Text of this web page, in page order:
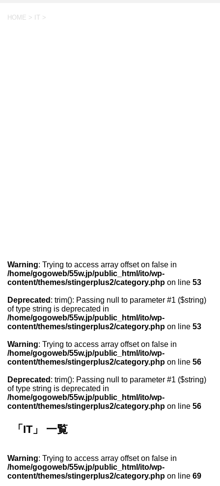
HOME > IT >
Warning: Trying to access array offset on false in
/home/gogoweb/55w.jp/public_html/ito/wp-
content/themes/stingerplus2/category.php on line 53
Deprecated : trim(): Passing null to parameter #1 ($string)
of type string is deprecated in
/home/gogoweb/55w.jp/public_html/ito/wp-
content/themes/stingerplus2/category.php on line 53
Warning: Trying to access array offset on false in
/home/gogoweb/55w.jp/public_html/ito/wp-
content/themes/stingerplus2/category.php on line 56
Deprecated : trim(): Passing null to parameter #1 ($string)
of type string is deprecated in
/home/gogoweb/55w.jp/public_html/ito/wp-
content/themes/stingerplus2/category.php on line 56
「IT」 一覧
Warning: Trying to access array offset on false in
/home/gogoweb/55w.jp/public_html/ito/wp-
content/themes/stingerplus2/category.php on line 69